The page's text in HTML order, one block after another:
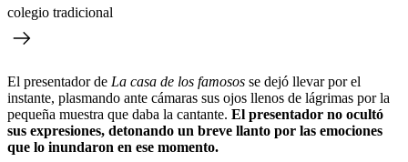
colegio tradicional
El presentador de La casa de los famosos se dejó llevar por el
instante, plasmando ante cámaras sus ojos llenos de lágrimas por la
pequeña muestra que daba la cantante. El presentador no ocultó
sus expresiones, detonando un breve llanto por las emociones
que lo inundaron en ese momento.